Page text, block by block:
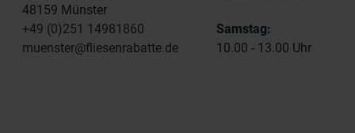
48159 Münster
+49 (0)251 14981860
muenster@fliesenrabatte.de
Samstag:
10.00 - 13.00 Uhr